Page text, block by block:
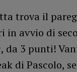
trova il
in avvio di
da 3 punti!
di Pascolo,